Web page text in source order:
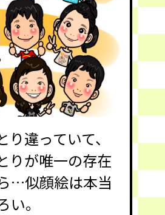
り違っていて、
りが唯一の存在
…似顔絵は本当
い。